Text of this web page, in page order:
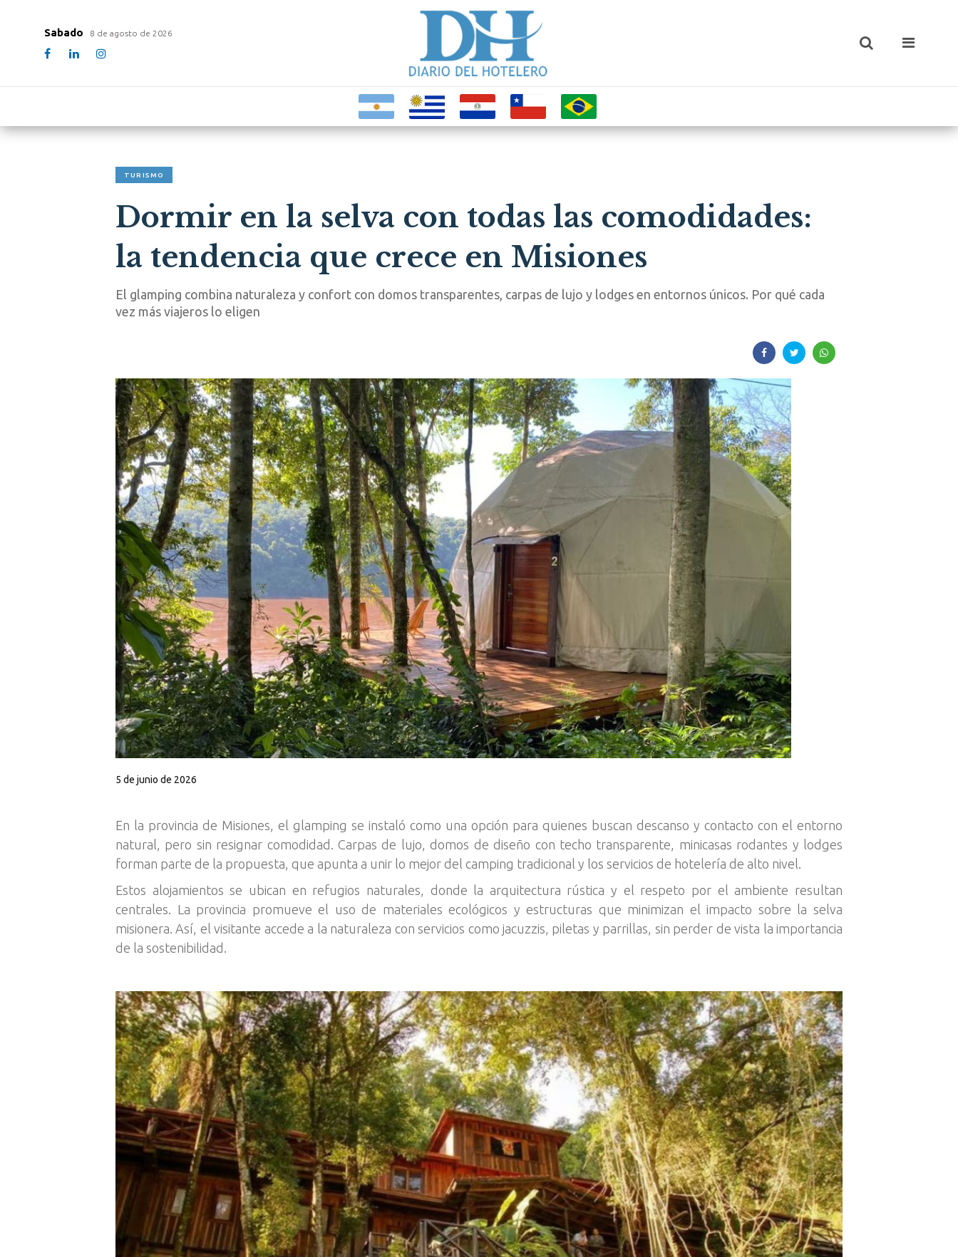
Sabado 8 de agosto de 2026
TURISMO
Dormir en la selva con todas las comodidades:
la tendencia que crece en Misiones
El glamping combina naturaleza y confort con domos transparentes, carpas de lujo y lodges en entornos únicos. Por qué cada
vez más viajeros lo eligen
5 de junio de 2026
En la provincia de Misiones, el glamping se instaló como una opción para quienes buscan descanso y contacto con el entorno
natural, pero sin resignar comodidad. Carpas de lujo, domos de diseño con techo transparente, minicasas rodantes y lodges
forman parte de la propuesta, que apunta a unir lo mejor del camping tradicional y los servicios de hotelería de alto nivel.
Estos alojamientos se ubican en refugios naturales, donde la arquitectura rústica y el respeto por el ambiente resultan
centrales. La provincia promueve el uso de materiales ecológicos y estructuras que minimizan el impacto sobre la selva
misionera. Así, el visitante accede a la naturaleza con servicios como jacuzzis, piletas y parrillas, sin perder de vista la importancia
de la sostenibilidad.